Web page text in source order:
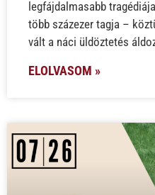
legfájdalmasabb
több százezer tagja –
vált a náci üldöztetés
ELOLVASOM »